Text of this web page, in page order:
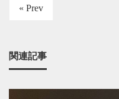
« Prev
関連記事